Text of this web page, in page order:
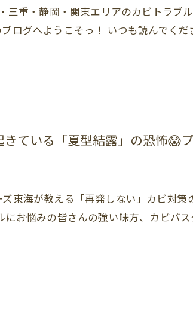
三重・静岡・関東エリアのカビトラブ
ログへようこそっ！ いつも読んでくだ
ている「夏型結露」の恐怖😱
東海が教える「再発しない」カビ対策
お悩みの皆さんの強い味方、カビバ